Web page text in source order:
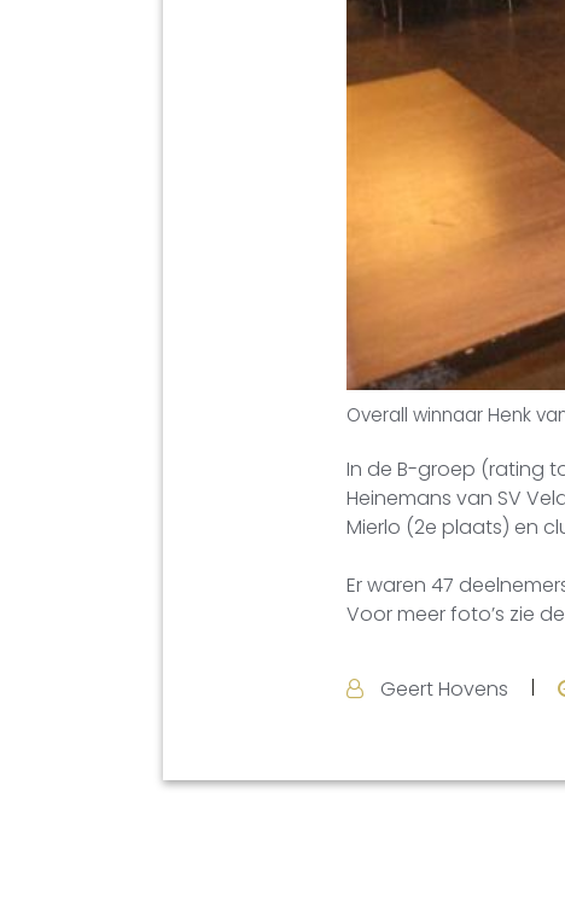
Overall winnaar Henk
In de B-groep (rating
Heinemans van SV
Mierlo (2e plaats) en
Er waren 47
Voor meer foto’s zie
Geert Hovens